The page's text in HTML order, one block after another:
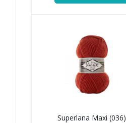
Superlana Maxi (036)